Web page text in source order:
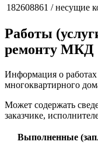
182608861 / несущие
Работы
ремонту МКД
Информация о
многоквартирного
Может содержать
заказчике,
Выполненные